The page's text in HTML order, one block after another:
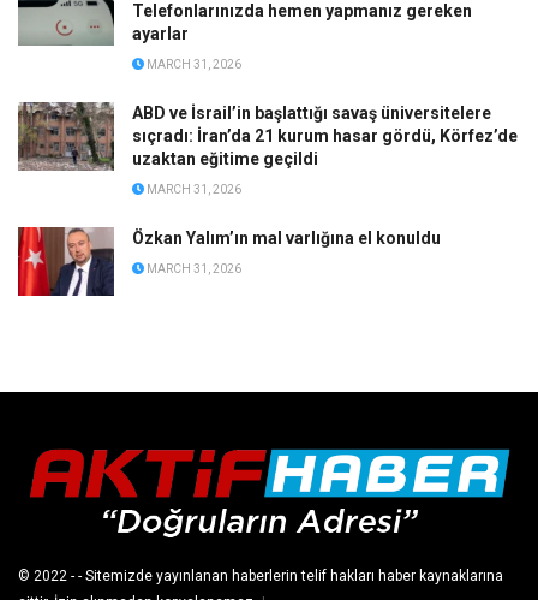
Telefonlarınızda hemen yapmanız gereken
ayarlar
MARCH 31, 2026
ABD ve İsrail’in başlattığı savaş üniversitelere
sıçradı: İran’da 21 kurum hasar gördü, Körfez’de
uzaktan eğitime geçildi
MARCH 31, 2026
Özkan Yalım’ın mal varlığına el konuldu
MARCH 31, 2026
© 2022 - - Sitemizde yayınlanan haberlerin telif hakları haber kaynaklarına